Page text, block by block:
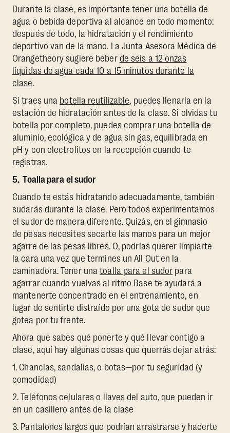
Durante la clase, es importante tener una botella de
agua o bebida deportiva al alcance en todo momento:
después de todo, la hidratación y el rendimiento
deportivo van de la mano. La Junta Asesora Médica de
Orangetheory sugiere beber de seis a 12 onzas
líquidas de agua cada 10 a 15 minutos durante la
clase.
Si traes una botella reutilizable, puedes llenarla en la
estación de hidratación antes de la clase. Si olvidas tu
botella por completo, puedes comprar una botella de
aluminio, ecológica y de agua sin gas, equilibrada en
pH y con electrolitos en la recepción cuando te
registras.
5. Toalla para el sudor
Cuando te estás hidratando adecuadamente, también
sudarás durante la clase. Pero todos experimentamos
el sudor de manera diferente. Quizás, en el gimnasio
de pesas necesites secarte las manos para un mejor
agarre de las pesas libres. O, podrías querer limpiarte
la cara una vez que termines un All Out en la
caminadora. Tener unatoalla para el sudor para
agarrar cuando vuelvas al ritmo Base te ayudará a
mantenerte concentrado en el entrenamiento, en
lugar de sentirte distraído por una gota de sudor que
gotea por tu frente.
Ahora que sabes qué ponerte y qué llevar contigo a
clase, aquí hay algunas cosas que querrás dejar atrás:
1. Chanclas, sandalias, o botas—por tu seguridad (y
comodidad)
2. Teléfonos celulares o llaves del auto, que pueden ir
en un casillero antes de la clase
3. Pantalones largos que podrían arrastrarse y hacerte